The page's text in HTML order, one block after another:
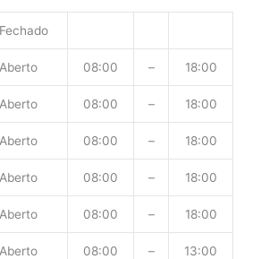
Fechado
Aberto 08:00 – 18:00
Aberto 08:00 – 18:00
Aberto 08:00 – 18:00
Aberto 08:00 – 18:00
Aberto 08:00 – 18:00
Aberto 08:00 – 13:00